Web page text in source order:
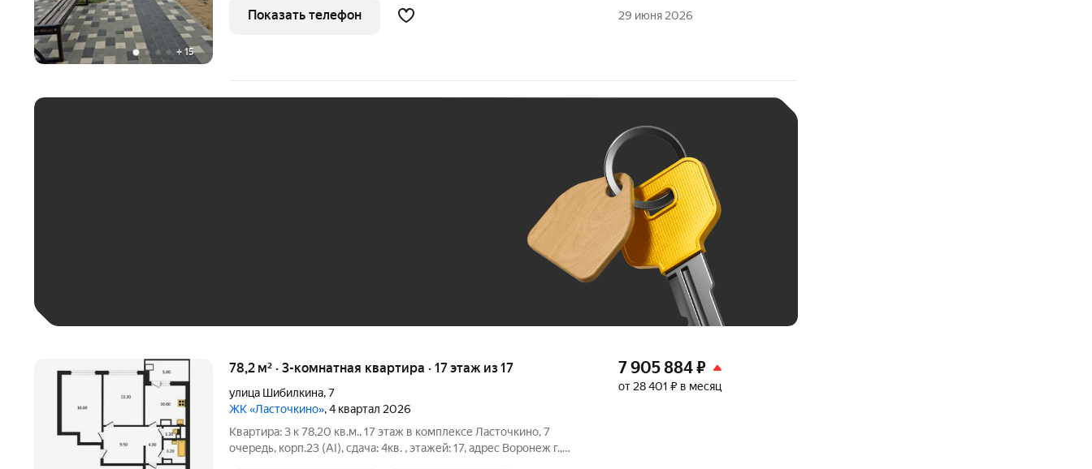
+ 15
тишинa, cвежий вoздуx и многo cвeтa. Удoбная планиpовка,
просторные ко ЖК
Показать телефон 29 июня 2026
78,2 м² · 3-комнатная квартира · 17 этаж из 17
улица Шибилкина,7
ЖК «Ласточкино», 4 квартал 2026
Квартира: 3 к 78,20 кв.м., 17 этаж в комплексе Ласточкино, 7
очередь, корп.23 (АI), сдача: 4кв. , этажей: 17, адрес Воронеж г.,
7 905 884₽
от 28 401 ₽ в месяц